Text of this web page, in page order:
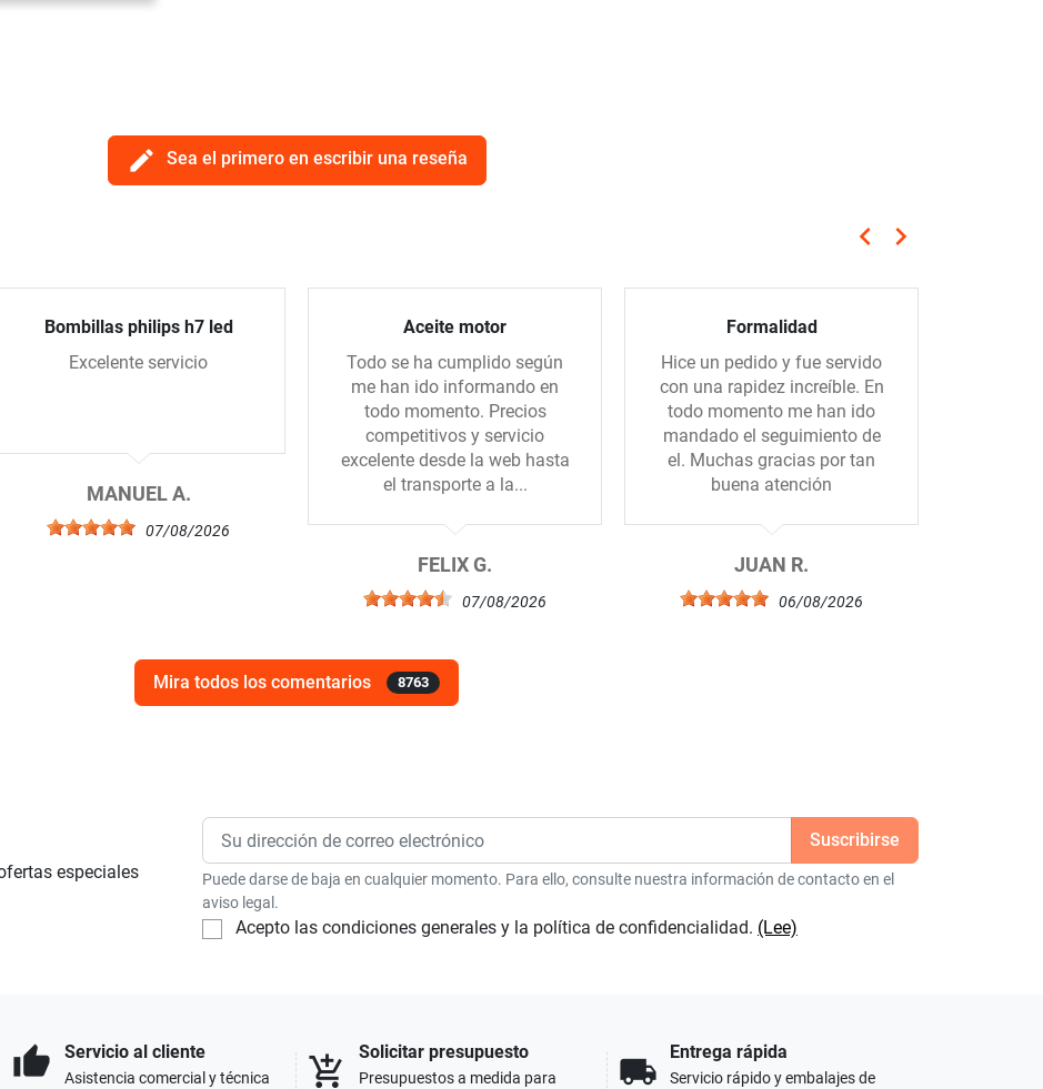
edit Sea el primero en escribir una reseña
Anterior
keyboard_arrow_left Siguiente
keyboard_arrow_right
Bombillas philips h7 led
Excelente servicio
MANUEL A.
07/08/2026
Aceite motor
Todo se ha cumplido según
me han ido informando en
todo momento. Precios
competitivos y servicio
excelente desde la web hasta
el transporte a la...
FELIX G.
07/08/2026
Formalidad
Hice un pedido y fue servido
con una rapidez increíble. En
todo momento me han ido
mandado el seguimiento de
el. Muchas gracias por tan
buena atención
JUAN R.
06/08/2026
Mira todos los comentarios 8763
especiales
Puede darse de baja en cualquier momento. Para ello, consulte nuestra información de contacto en el
aviso legal.
Acepto las condiciones generales y la política de confidencialidad. (Lee)
thumb_up Servicio al cliente
Asistencia comercial y técnica add_shopping_cart
Solicitar presupuesto
Presupuestos a medida para local_shipping
Entrega rápida
Servicio rápido y embalajes de